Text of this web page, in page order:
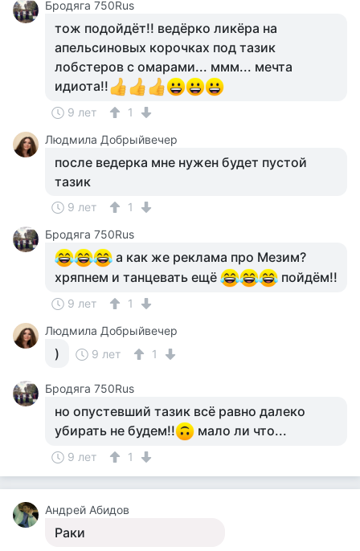
Бродяга 750Rus
тож подойдёт!! ведёрко ликёра на
апельсиновых корочках под тазик
лобстеров с омарами... ммм... мечта
идиота!!
9 лет
1
Людмила Добрыйвечер
после ведерка мне нужен будет пустой
тазик
9 лет
1
Бродяга 750Rus
а как же реклама про Мезим?
хряпнем и танцевать ещё
пойдём!!
9 лет
1
Людмила Добрыйвечер
) 9 лет 1
Бродяга 750Rus
но опустевший тазик всё равно далеко
убирать не будем!!
мало ли что...
9 лет 1
Андрей Абидов
Раки